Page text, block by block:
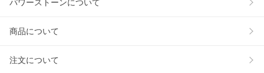
パワーストーンについて
商品について
注文について